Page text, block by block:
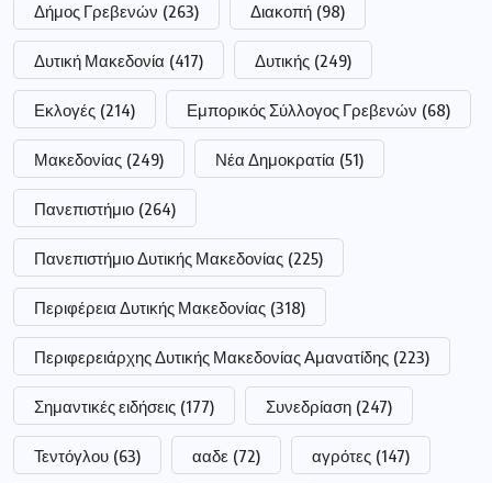
Δήμος Γρεβενών (263) Διακοπή (98)
Δυτική Μακεδονία (417) Δυτικής (249)
Εκλογές (214) Εμπορικός Σύλλογος Γρεβενών (68)
Μακεδονίας (249) Νέα Δημοκρατία (51)
Πανεπιστήμιο (264)
Πανεπιστήμιο Δυτικής Μακεδονίας (225)
Περιφέρεια Δυτικής Μακεδονίας (318)
Περιφερειάρχης Δυτικής Μακεδονίας Αμανατίδης (223)
Σημαντικές ειδήσεις (177) Συνεδρίαση (247)
Τεντόγλου (63) ααδε (72) αγρότες (147)